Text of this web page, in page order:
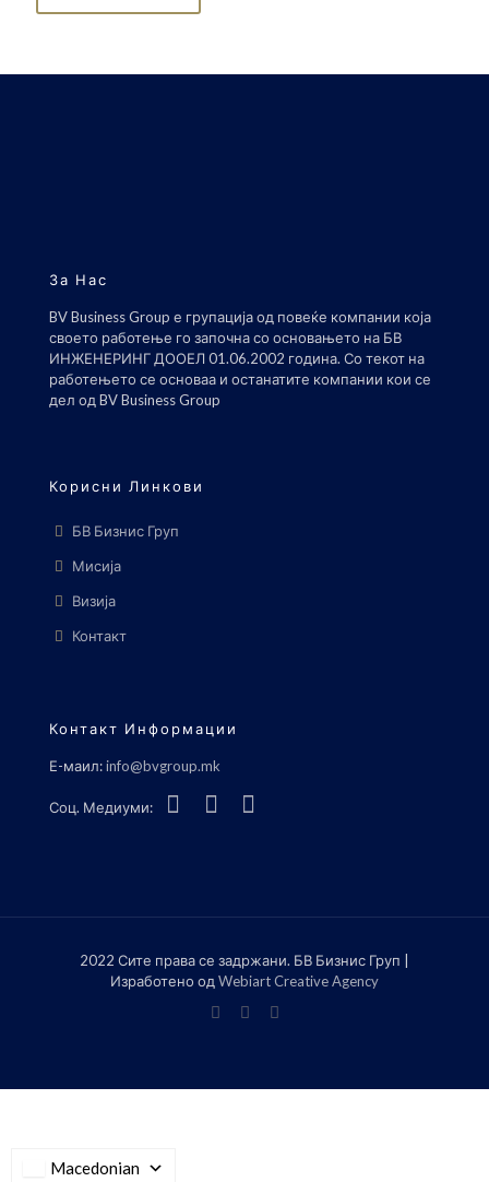
За Нас
BV Business Group е групација од повеќе компании која
своето работење го започна со основањето на БВ
ИНЖЕНЕРИНГ ДООЕЛ 01.06.2002 година. Со текот на
работењето се основаа и останатите компании кои се
дел од BV Business Group
Корисни Линкови
БВ Бизнис Груп
Мисија
Визија
Контакт
Контакт Информации
Е-маил:info@bvgroup.mk
Соц. Медиуми:
2022 Сите права се задржани. БВ Бизнис Груп |
Изработено од Webiart Creative Agency
Macedonian